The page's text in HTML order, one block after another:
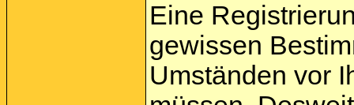
Eine
gewissen
Umständen vor